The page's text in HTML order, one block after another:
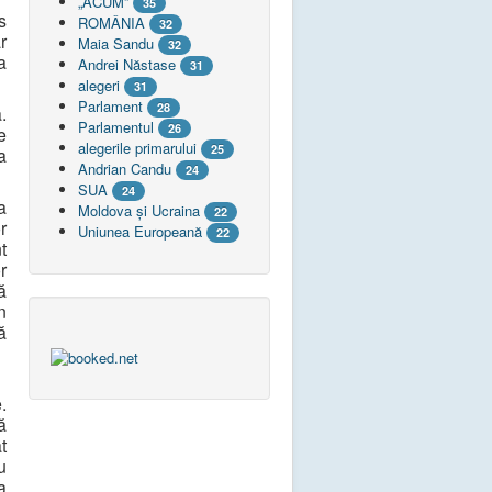
ROMÂNIA 32
Maia Sandu 32
Andrei Năstase 31
alegeri 31
Parlament 28
Parlamentul 26
alegerile primarului 25
Andrian Candu 24
SUA 24
Moldova și Ucraina 22
Uniunea Europeană 22